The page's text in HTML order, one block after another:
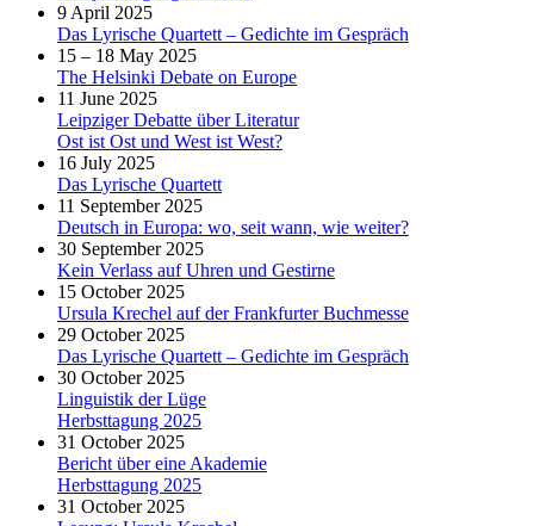
9 April 2025
Das Lyrische Quartett – Gedichte im Gespräch
15 – 18 May 2025
The Helsinki Debate on Europe
11 June 2025
Leipziger Debatte über Literatur
Ost ist Ost und West ist West?
16 July 2025
Das Lyrische Quartett
11 September 2025
Deutsch in Europa: wo, seit wann, wie weiter?
30 September 2025
Kein Verlass auf Uhren und Gestirne
15 October 2025
Ursula Krechel auf der Frankfurter Buchmesse
29 October 2025
Das Lyrische Quartett – Gedichte im Gespräch
30 October 2025
Linguistik der Lüge
Herbsttagung 2025
31 October 2025
Bericht über eine Akademie
Herbsttagung 2025
31 October 2025